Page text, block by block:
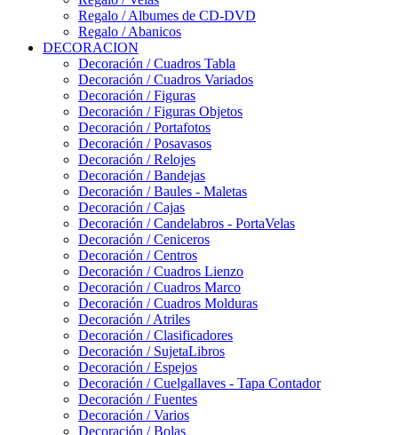
Regalo / Albumes de CD-DVD
Regalo / Abanicos
DECORACION
Decoración / Cuadros Tabla
Decoración / Cuadros Variados
Decoración / Figuras
Decoración / Figuras Objetos
Decoración / Portafotos
Decoración / Posavasos
Decoración / Relojes
Decoración / Bandejas
Decoración / Baules - Maletas
Decoración / Cajas
Decoración / Candelabros - PortaVelas
Decoración / Ceniceros
Decoración / Centros
Decoración / Cuadros Lienzo
Decoración / Cuadros Marco
Decoración / Cuadros Molduras
Decoración / Atriles
Decoración / Clasificadores
Decoración / SujetaLibros
Decoración / Espejos
Decoración / Cuelgallaves - Tapa Contador
Decoración / Fuentes
Decoración / Varios
Decoración / Bolas